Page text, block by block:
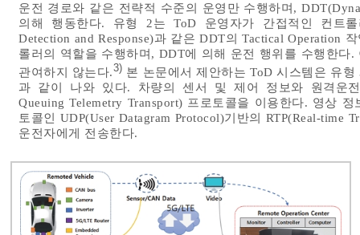
운전 경로와 같은 전략적 수준의 운영만 수행하며,
의해 행동한다. 유형 2는 ToD 운영자가 간접적인 컨트
Detection and Response)과 같은 DDT의 Tactical Operation
롤러의 역할을 수행하며, DDT에 의해 운전 행위를 수행한
관여하지 않는다.3) 본 논문에서 제안하는 ToD 시스템은 유
과 같이 나와 있다. 차량의 센서 및 제어 정보와 원격운전
Queuing Telemetry Transport) 프로토콜을 이용한다. 영상
토콜인 UDP(User Datagram Protocol)기반의 RTP(Real-time
운전자에게 전송한다.